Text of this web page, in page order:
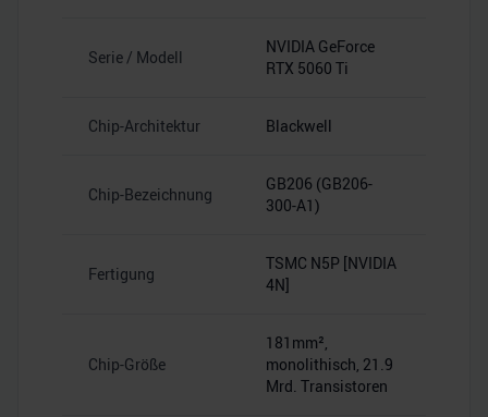
Serie / Modell
NVIDIA GeForce
RTX 5060 Ti
Chip-Architektur Blackwell
Chip-Bezeichnung
GB206 (GB206-
300-A1)
Fertigung
TSMC N5P [NVIDIA
4N]
Chip-Größe
181mm²,
monolithisch, 21.9
Mrd. Transistoren